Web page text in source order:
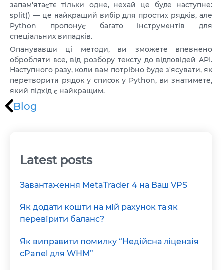
запам'ятаєте тільки одне, нехай це буде наступне:
split() — це найкращий вибір для простих рядків, але
Python пропонує багато інструментів для
спеціальних випадків.
Опанувавши ці методи, ви зможете впевнено
обробляти все, від розбору тексту до відповідей API.
Наступного разу, коли вам потрібно буде з'ясувати, як
перетворити рядок у список у Python, ви знатимете,
який підхід є найкращим.
Blog
Latest posts
Завантаження MetaTrader 4 на Ваш VPS
Як додати кошти на мій рахунок та як
перевірити баланс?
Як виправити помилку “Недійсна ліцензія
cPanel для WHM”